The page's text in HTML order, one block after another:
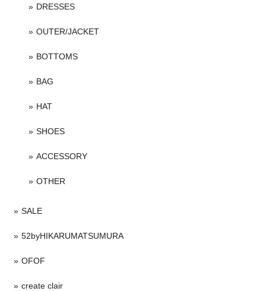
DRESSES
OUTER/JACKET
BOTTOMS
BAG
HAT
SHOES
ACCESSORY
OTHER
SALE
52byHIKARUMATSUMURA
OFOF
create clair